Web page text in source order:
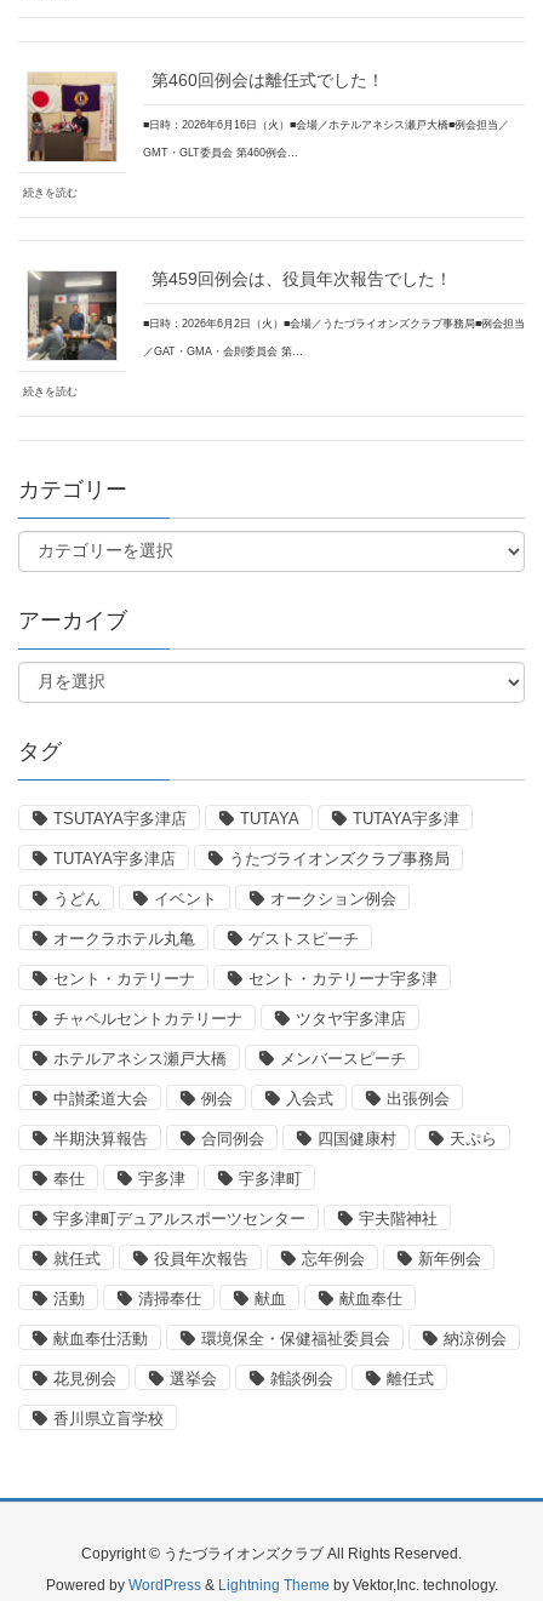
第460回例会は離任式でした！
■日時：2026年6月16日（火）■会場／ホテルアネシス瀬戸大橋■例会担当／
GMT・GLT委員会 第460例会…
続きを読む
第459回例会は、役員年次報告でした！
■日時：2026年6月2日（火）■会場／うたづライオンズクラブ事務局■例会担当
／GAT・GMA・会則委員会 第…
続きを読む
カテゴリー
アーカイブ
タグ
TSUTAYA宇多津店 TUTAYA TUTAYA宇多津
TUTAYA宇多津店 うたづライオンズクラブ事務局
うどん イベント オークション例会
オークラホテル丸亀 ゲストスピーチ
セント・カテリーナ セント・カテリーナ宇多津
チャペルセントカテリーナ ツタヤ宇多津店
ホテルアネシス瀬戸大橋 メンバースピーチ
中讃柔道大会 例会 入会式 出張例会
半期決算報告 合同例会 四国健康村 天ぷら
奉仕 宇多津 宇多津町
宇多津町デュアルスポーツセンター 宇夫階神社
就任式 役員年次報告 忘年例会 新年例会
活動 清掃奉仕 献血 献血奉仕
献血奉仕活動 環境保全・保健福祉委員会 納涼例会
花見例会 選挙会 雑談例会 離任式
香川県立盲学校
Copyright © うたづライオンズクラブ All Rights Reserved.
Powered by WordPress& Lightning Theme by Vektor,Inc. technology.